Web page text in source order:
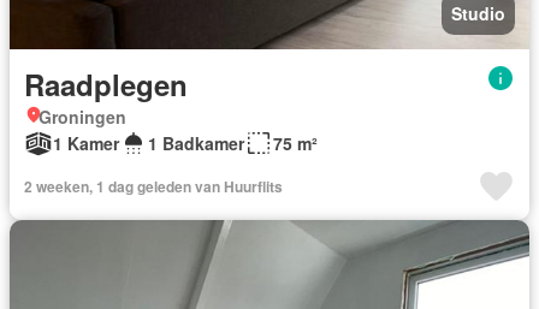
Studio
Raadplegen
Groningen
1 Kamer
1 Badkamer 75 m²
2 weeken, 1 dag geleden van Huurflits